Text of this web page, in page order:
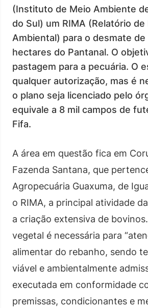
(Instituto de Meio Ambiente
do Sul) um RIMA (Relatório de
Ambiental) para o desmate de
hectares do Pantanal. O
pastagem para a pecuária. O
qualquer autorização, mas é
o plano seja licenciado pelo
equivale a 8 mil campos de
Fifa.
A área em questão fica em
Fazenda Santana, que
Agropecuária Guaxuma, de
o RIMA, a principal atividade
a criação extensiva de
vegetal é necessária para
alimentar do rebanho, sendo
viável e ambientalmente
executada em conformidade
premissas, condicionantes e